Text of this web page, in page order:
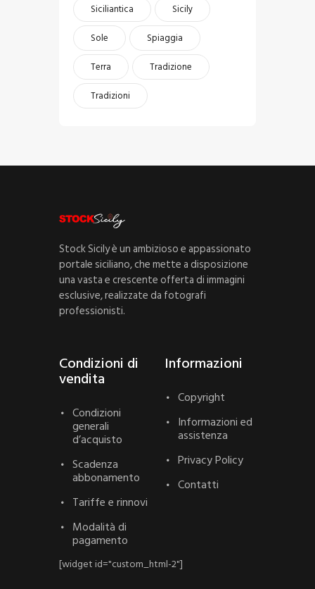
Siciliantica
Sicily
Sole
Spiaggia
Terra
Tradizione
Tradizioni
Stock Sicily è un ambizioso e appassionato
portale siciliano, che mette a disposizione
una vasta e crescente offerta di immagini
esclusive, realizzate da fotografi
professionisti.
Condizioni di
vendita
Condizioni
generali
d’acquisto
Scadenza
abbonamento
Tariffe e rinnovi
Modalità di
pagamento
Informazioni
Copyright
Informazioni ed
assistenza
Privacy Policy
Contatti
[widget id="custom_html-2"]